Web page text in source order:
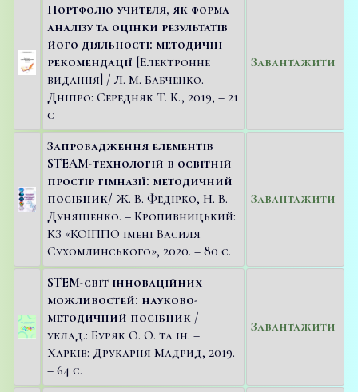
Портфоліо учителя, як форма
аналізу та оцінки результатів
його діяльності: методичні
рекомендації [Електронне
видання] / Л. М. Бабченко. —
Дніпро: Середняк Т. К., 2019, – 21
с
Завантажити
Запровадження елементів
STEAM-технологій в освітній
простір гімназії: методичний
посібник/ Ж. В. Федірко, Н. В.
Дуняшенко. – Кропивницький:
КЗ «КОІППО імені Василя
Сухомлинського», 2020. – 80 с.
Завантажити
STEM-світ інноваційних
можливостей: науково-
методичний посібник /
уклад.: Буряк О. О. та ін. –
Харків: Друкарня Мадрид, 2019.
– 64 c.
Завантажити